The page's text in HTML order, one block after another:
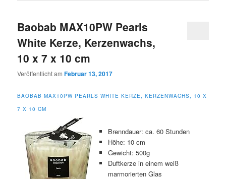
Baobab MAX10PW Pearls
White Kerze, Kerzenwachs,
10 x 7 x 10 cm
Veröffentlicht amFebruar 13, 2017
BAOBAB MAX10PW PEARLS WHITE KERZE, KERZENWACHS, 10 X
7 X 10 CM
Brenndauer: ca. 60 Stunden
Höhe: 10 cm
Gewicht: 500g
Duftkerze in einem weiß
marmorierten Glas